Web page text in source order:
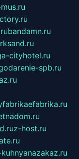
bandamn.ru
cityhotel.ru
spb.ru
z-host.ru